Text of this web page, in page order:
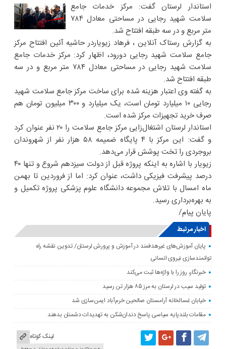
استاندار لرستان گفت: مرکز خدمات جامع
سلامت شهید رجایی در مساحتی معادل ۷۸۴
متر مربع و در سه طبقه افتتاح شد.
به گزارش رستاک آنلاین ، فرهاد زیویاردر حاشیه آئین افتتاح مرکز
جامع سلامت شهید رجایی دورود، اظهار کرد: مرکز خدمات جامع
سلامت شهید رجایی در مساحتی معادل ۷۸۴ متر مربع و در سه
طبقه افتتاح شد.
به گفته وی اعتبار هزینه شده برای ساخت مرکز جامع سلامت شهید
رجایی ۱۰ میلیارد تومان است، یک میلیارد و ۳۰۰ میلیون تومان هم
صرف خرید تجهیزات مرکز شده است.
استاندار لرستان اشتغال‌زایی مرکز جامع سلامت را ۲۰ نفر عنوان کرد
و گفت: این مرکز با ۴ پایگاه ضمیمه ۵۸ هزار نفر از شهروندان
بروجردی را تخت پوشش قرار می‌دهد.
زیویار با اشاره به اینکه پروژه قبل از دولت سیزدهم شروع و تنها ۴۰
درصد پیشرفت فیزیکی داشت، عنوان کرد: اما از فروردین تا بهمن
ماه امسال با تلاش مجموعه دانشگاه علوم پزشکی پروژه تکمیل و
به بهره‌برداری رسید.
پایان پیام/
اخبار مرتبط
پایان آموزش‌های غیرهدفمند در آموزش و پرورش لرستان/ تدوین نقشه راه
توانمندسازی نیروی انسانی
خبرنگار، روز را با واژه‌ها ثبت می‌کند
تولید سیب در لرستان به مرز ۸۵ هزار تن رسید
خیابان غسالخانه آرامستان صالحین خرم‌آباد ایمن‌سازی شد
مقامات بلندپایه سیاسی پاسخ دندان‌شکن به تهدیدات دشمنان بدهند
لینک کوتاه